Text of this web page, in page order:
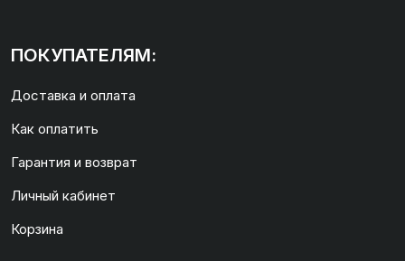
ПОКУПАТЕЛЯМ:
Доставка и оплата
Как оплатить
Гарантия и возврат
Личный кабинет
Корзина